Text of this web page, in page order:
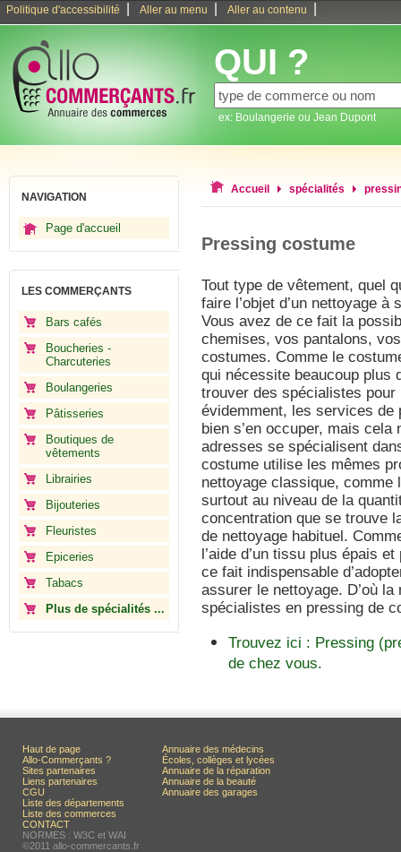
Politique d'accessibilité Aller au menu Aller au contenu
QUI ?
ex: Boulangerie ou Jean Dupont
NAVIGATION
Page d'accueil
LES COMMERÇANTS
Bars cafés
Boucheries -
Charcuteries
Boulangeries
Pâtisseries
Boutiques de
vêtements
Librairies
Bijouteries
Fleuristes
Epiceries
Tabacs
Plus de spécialités ...
Accueil spécialités
Pressing costume
Tout type de vêtement, quel
faire l’objet d’un nettoyage
Vous avez de ce fait la
chemises, vos pantalons,
costumes. Comme le
qui nécessite beaucoup plus
trouver des spécialistes
évidemment, les services de
bien s’en occuper, mais cela
adresses se spécialisent
costume utilise les mêmes
nettoyage classique, comme
surtout au niveau de la
concentration que se trouve
de nettoyage habituel.
l’aide d’un tissu plus épais
ce fait indispensable
assurer le nettoyage. D’où
spécialistes en pressing de
Trouvez ici : Pressing
de chez vous.
Haut de page
Allo-Commerçants ?
Sites partenaires
Liens partenaires
CGU
Liste des départements
Liste des commerces
CONTACT
NORMES : W3C et WAI
©2011 allo-commercants.fr
Annuaire des médecins
Écoles, collèges et lycées
Annuaire de la réparation
Annuaire de la beauté
Annuaire des garages